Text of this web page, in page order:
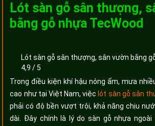
Lót sàn gỗ sân thượng,
bằng gỗ nhựa TecWood
Lót sàn gỗ sân thượng, sân vườn bằng
4,9 / 5
Trong điều kiện khí hậu nóng ẩm, mưa
cao như tại Việt Nam, việc lót sàn gỗ sân
phải có độ bền vượt trội, khả năng chịu
dài. Đây chính là lý do sàn gỗ nhựa ngoài